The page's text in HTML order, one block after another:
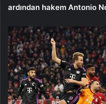
ardından hakem Antonio